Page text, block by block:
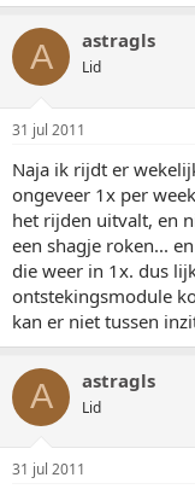
A astragls
Lid
31 jul 2011
Naja ik rijdt er
ongeveer 1x per
het rijden uitvalt, en
een shagje roken...
die weer in 1x. dus
ontstekingsmodule
kan er niet tussen
A astragls
Lid
31 jul 2011